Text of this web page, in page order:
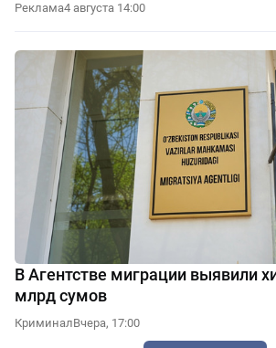
Реклама4 августа 14:00
В Агентстве миграции выявили
млрд сумов
КриминалВчера, 17:00